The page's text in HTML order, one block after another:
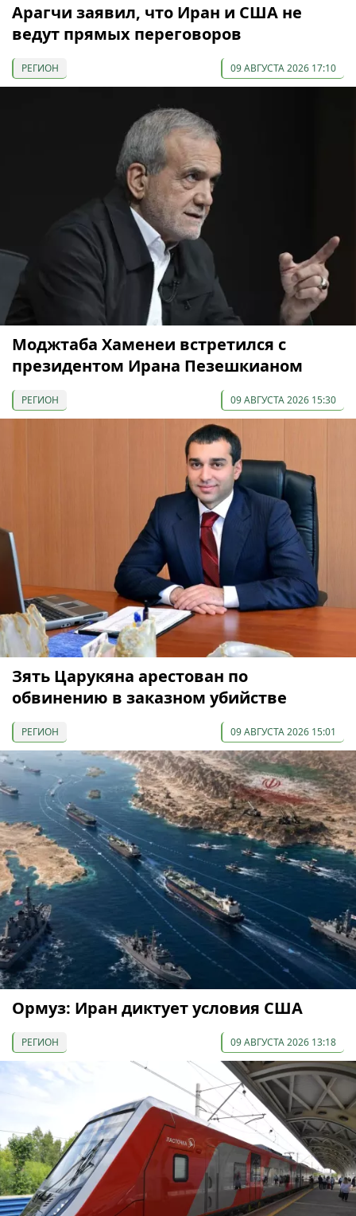
Арагчи заявил, что Иран и США не
ведут прямых переговоров
РЕГИОН 09 АВГУСТА 2026 17:10
Моджтаба Хаменеи встретился с
президентом Ирана Пезешкианом
РЕГИОН 09 АВГУСТА 2026 15:30
Зять Царукяна арестован по
обвинению в заказном убийстве
РЕГИОН 09 АВГУСТА 2026 15:01
Ормуз: Иран диктует условия США
РЕГИОН 09 АВГУСТА 2026 13:18